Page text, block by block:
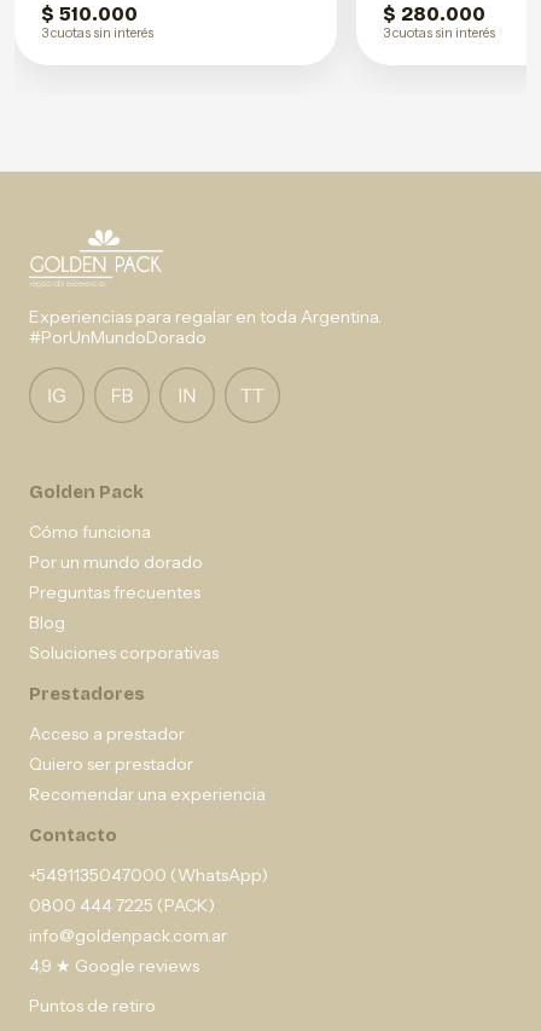
$ 510.000
3 cuotas sin interés
$ 280.000
3 cuotas sin interés
Experiencias para regalar en toda Argentina.
#PorUnMundoDorado
Golden Pack
Cómo funciona
Por un mundo dorado
Preguntas frecuentes
Blog
Soluciones corporativas
Prestadores
Acceso a prestador
Quiero ser prestador
Recomendar una experiencia
Contacto
+5491135047000 (WhatsApp)
0800 444 7225 (PACK)
info@goldenpack.com.ar
4,9 ★ Google reviews
Puntos de retiro